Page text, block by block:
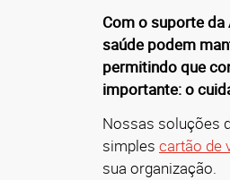
Com o suporte
saúde podem
permitindo que
importante: o
Nossas soluções
simples cartão de
sua organização.